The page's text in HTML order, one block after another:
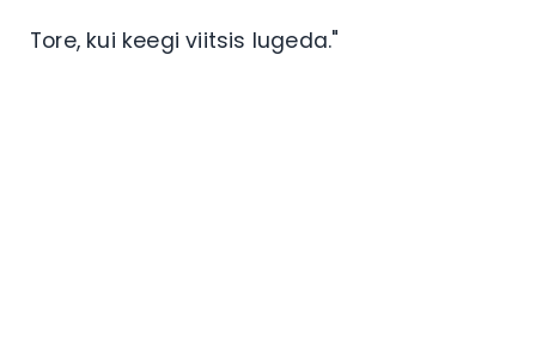
Tore, kui keegi viitsis lugeda."